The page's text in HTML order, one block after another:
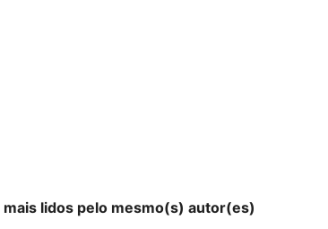
lidos pelo mesmo(s) autor(es)